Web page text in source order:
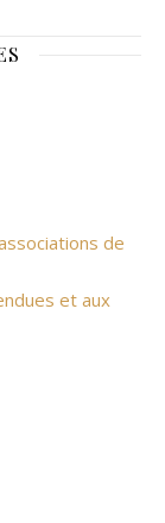
de
et aux